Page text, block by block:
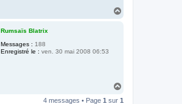
Rumsaïs Blatrix
Messages : 188
Enregistré le : ven. 30 mai 2008 06:53
4 messages • Page 1 sur 1